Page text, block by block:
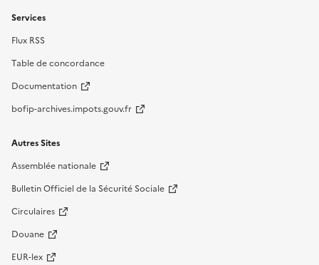
Services
Flux RSS
Table de concordance
Documentation
bofip-archives.impots.gouv.fr
Autres Sites
Assemblée nationale
Bulletin Officiel de la Sécurité Sociale
Circulaires
Douane
EUR-lex